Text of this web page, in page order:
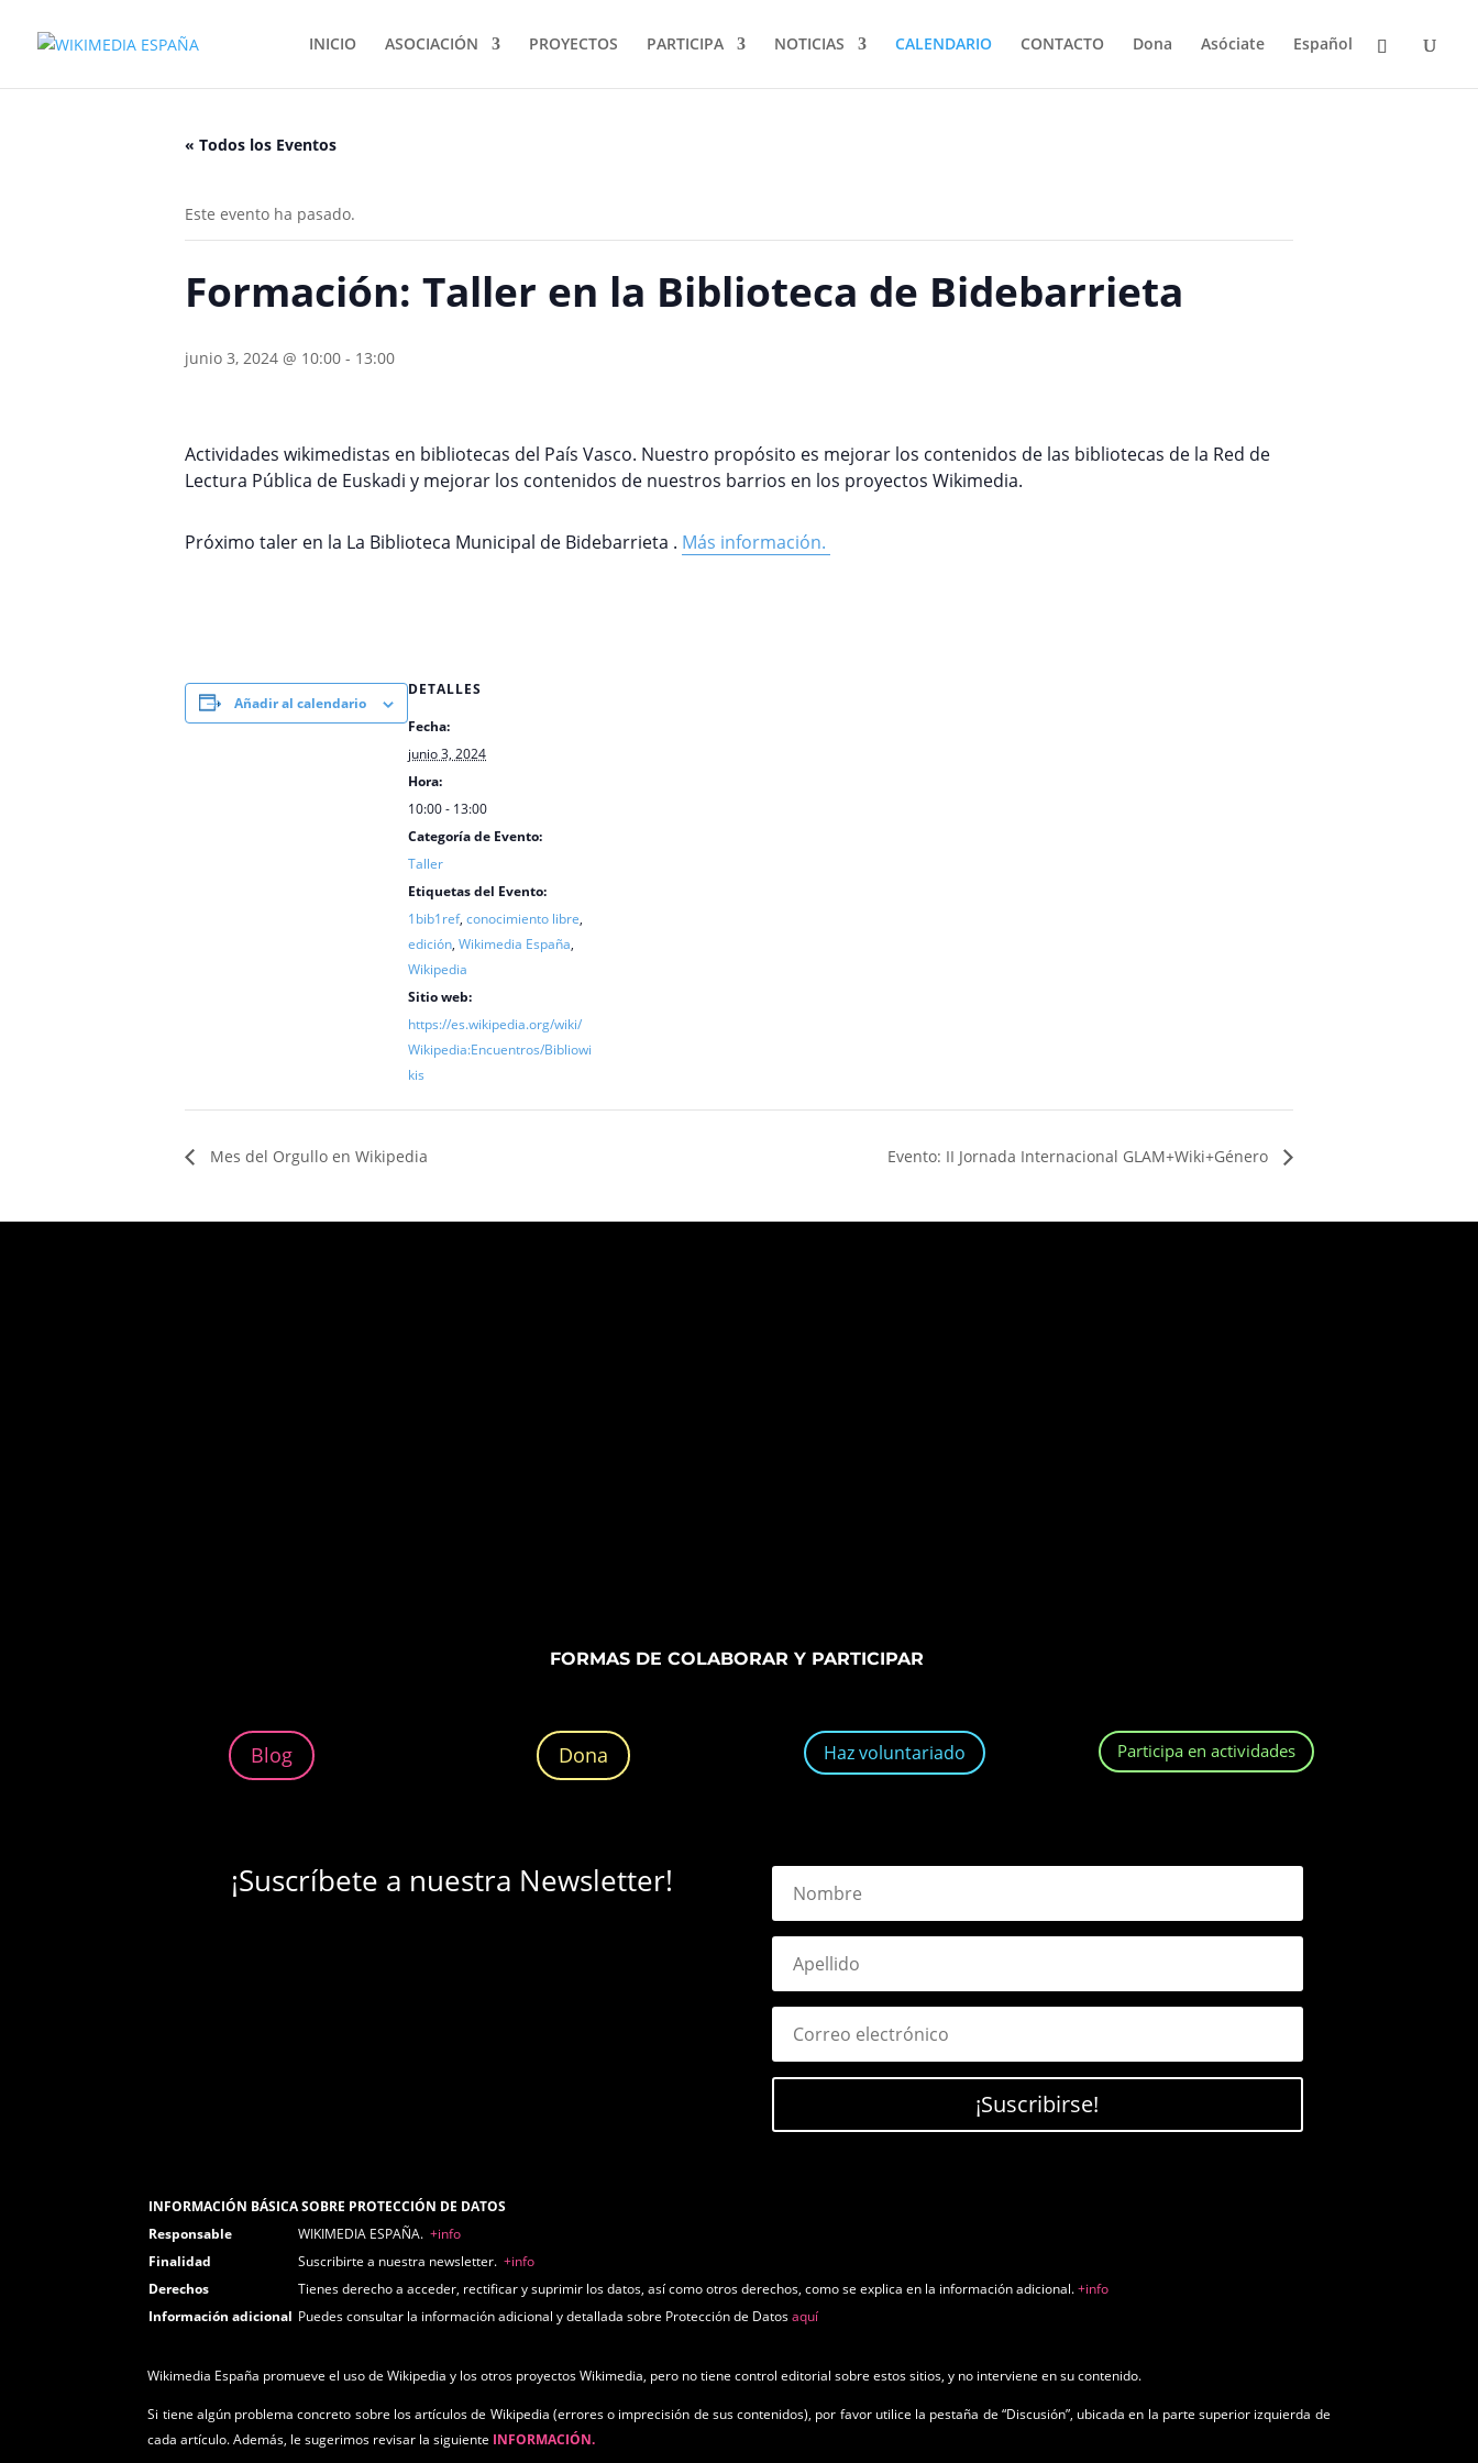
INICIO ASOCIACIÓN PROYECTOS PARTICIPA NOTICIAS CALENDARIO CONTACTO Dona Asóciate Español
« Todos los Eventos
Este evento ha pasado.
Formación: Taller en la Biblioteca de Bidebarrieta
junio 3, 2024 @ 10:00 - 13:00
Actividades wikimedistas en bibliotecas del País Vasco. Nuestro propósito es mejorar los contenidos de las bibliotecas de la Red de
Lectura Pública de Euskadi y mejorar los contenidos de nuestros barrios en los proyectos Wikimedia.
Próximo taler en la La Biblioteca Municipal de Bidebarrieta . Más información.
Añadir al calendario
DETALLES
Fecha:
junio 3, 2024
Hora:
10:00 - 13:00
Categoría de Evento:
Taller
Etiquetas del Evento:
1bib1ref, conocimiento libre,
edición, Wikimedia España,
Wikipedia
Sitio web:
https://es.wikipedia.org/wiki/
Wikipedia:Encuentros/Bibliowi
kis
Mes del Orgullo en Wikipedia Evento: II Jornada Internacional GLAM+Wiki+Género
FORMAS DE COLABORAR Y PARTICIPAR
Blog Dona Haz voluntariado Participa en actividades
¡Suscríbete a nuestra Newsletter!
¡Suscribirse!
INFORMACIÓN BÁSICA SOBRE PROTECCIÓN DE DATOS
Responsable
WIKIMEDIA ESPAÑA.+info
Finalidad
Suscribirte a nuestra newsletter.+info
Derechos
Tienes derecho a acceder, rectificar y suprimir los datos, así como otros derechos, como se explica en la información adicional.+info
Información adicional Puedes consultar la información adicional y detallada sobre Protección de Datosaquí
Wikimedia España promueve el uso de Wikipedia y los otros proyectos Wikimedia, pero no tiene control editorial sobre estos sitios, y no interviene en su contenido.
Si tiene algún problema concreto sobre los artículos de Wikipedia (errores o imprecisión de sus contenidos), por favor utilice la pestaña de “Discusión”, ubicada en la parte superior izquierda de
cada artículo. Además, le sugerimos revisar la siguiente INFORMACIÓN.